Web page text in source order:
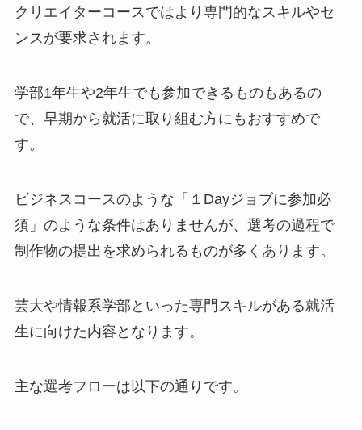
クリエイターコースではより専門的なスキルやセ
ンスが要求されます。
学部1年生や2年生でも参加できる ものもあるの
で、早期から就活に取り組む方にもおすすめで
す。
ビジネスコースのような「１Dayジョブに参加必
須」のような条件はありませんが、 選考の過程で
制作物の提出を求められる ものが多くあります。
芸大や情報系学部といった専門スキルがある就活
生に向けた内容となります。
主な選考フローは以下の通りです。